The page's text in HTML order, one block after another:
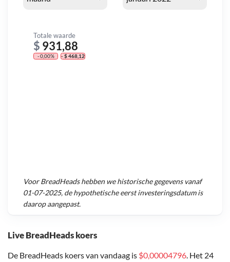
Live BreadHeads koers
De BreadHeads koers van vandaag is $0,00004796. Het 24
Totale waarde
$ 931,88
- 0,00% - $ 468,12
VoorBreadHeadshebben we historische gegevens vanaf
01-07-2025, de hypothetische eerst investeringsdatum is
daarop aangepast.